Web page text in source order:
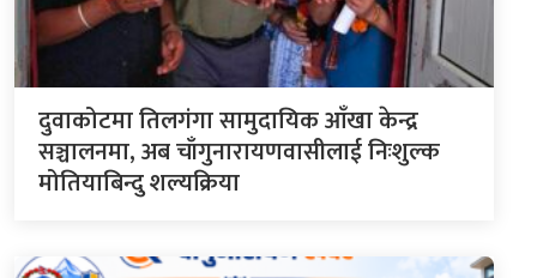
दुवाकोटमा तिलगंगा सामुदायिक आँखा केन्द्र
सञ्चालनमा, अब चाँगुनारायणवासीलाई निःशुल्क
मोतियाबिन्दु शल्यक्रिया